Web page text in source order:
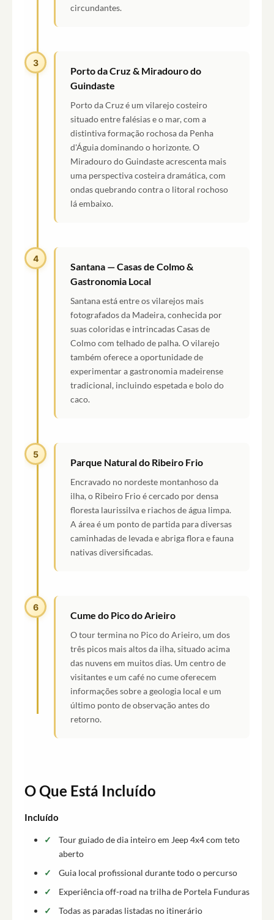
circundantes.
3
Porto da Cruz & Miradouro do
Guindaste
Porto da Cruz é um vilarejo costeiro
situado entre falésias e o mar, com a
distintiva formação rochosa da Penha
d'Águia dominando o horizonte. O
Miradouro do Guindaste acrescenta mais
uma perspectiva costeira dramática, com
ondas quebrando contra o litoral rochoso
lá embaixo.
4
Santana — Casas de Colmo &
Gastronomia Local
Santana está entre os vilarejos mais
fotografados da Madeira, conhecida por
suas coloridas e intrincadas Casas de
Colmo com telhado de palha. O vilarejo
também oferece a oportunidade de
experimentar a gastronomia madeirense
tradicional, incluindo espetada e bolo do
caco.
5
Parque Natural do Ribeiro Frio
Encravado no nordeste montanhoso da
ilha, o Ribeiro Frio é cercado por densa
floresta laurissilva e riachos de água limpa.
A área é um ponto de partida para diversas
caminhadas de levada e abriga flora e fauna
nativas diversificadas.
6
Cume do Pico do Arieiro
O tour termina no Pico do Arieiro, um dos
três picos mais altos da ilha, situado acima
das nuvens em muitos dias. Um centro de
visitantes e um café no cume oferecem
informações sobre a geologia local e um
último ponto de observação antes do
retorno.
O Que Está Incluído
Incluído
Tour guiado de dia inteiro em Jeep 4x4 com teto
aberto
Guia local profissional durante todo o percurso
Experiência off-road na trilha de Portela Funduras
Todas as paradas listadas no itinerário